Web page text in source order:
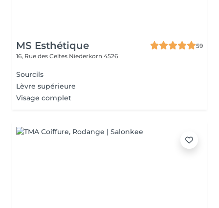
MS Esthétique
59
16, Rue des Celtes Niederkorn 4526
Sourcils
Lèvre supérieure
Visage complet